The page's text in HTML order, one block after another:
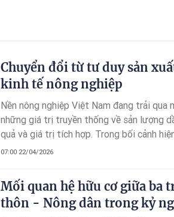
Chuyển đổi từ tư duy sản
kinh tế nông nghiệp
Nền nông nghiệp Việt Nam đang trải qua
những giá trị truyền thống về sản lượng
quả và giá trị tích hợp. Trong bối cảnh
mẽ sang nền kinh tế xanh và các tiêu
07:00 22/04/2026
Mối quan hệ hữu cơ giữa ba
thôn - Nông dân trong kỷ